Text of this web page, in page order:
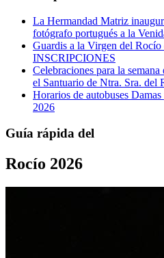
La Hermandad Matriz
fotógrafo portugués a la
Guardis a la Virgen del
INSCRIPCIONES
Celebraciones para la
el Santuario de Ntra. Sra. del
Horarios de autobuses
2026
Guía rápida del
Rocío 2026